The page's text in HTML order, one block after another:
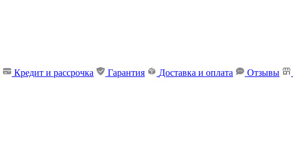
Кредит и рассрочка Гарантия Доставка и оплата Отзывы